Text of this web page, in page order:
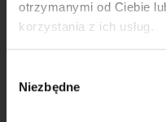
otrzymanymi od Ciebie
korzystania z ich usług.
zgody
Niezbędne